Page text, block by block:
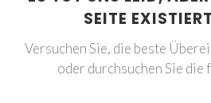
SEITE
Versuchen Sie, die beste
oder durchsuchen Sie die